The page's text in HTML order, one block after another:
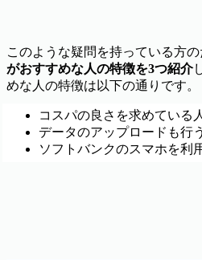
このような疑問を持っている方
がおすすめな人の特徴を3つ紹介
めな人の特徴は以下の通りです。
コスパの良さを求めている人
データのアップロードも行
ソフトバンクのスマホを利